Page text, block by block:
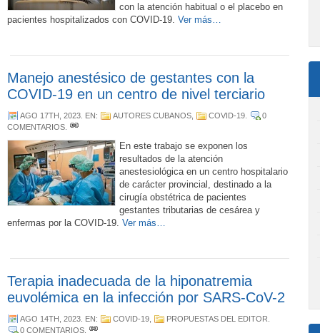
con la atención habitual o el placebo en
pacientes hospitalizados con COVID-19. Ver más…
Manejo anestésico de gestantes con la
COVID-19 en un centro de nivel terciario
AGO 17TH, 2023 . EN: AUTORES CUBANOS COVID-19
0
COMENTARIOS
En este trabajo se exponen los
resultados de la atención
anestesiológica en un centro hospitalario
de carácter provincial, destinado a la
cirugía obstétrica de pacientes
gestantes tributarias de cesárea y
enfermas por la COVID-19. Ver más…
Terapia inadecuada de la hiponatremia
euvolémica en la infección por SARS-CoV-2
AGO 14TH, 2023 . EN: COVID-19 PROPUESTAS DEL EDITOR
0 COMENTARIOS